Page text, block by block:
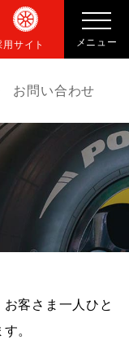
用サイト メニュー
お問い合わせ
客さま一人ひと
。